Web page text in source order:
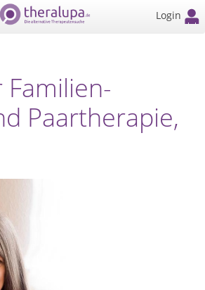
Login
Familien-
Paartherapie,